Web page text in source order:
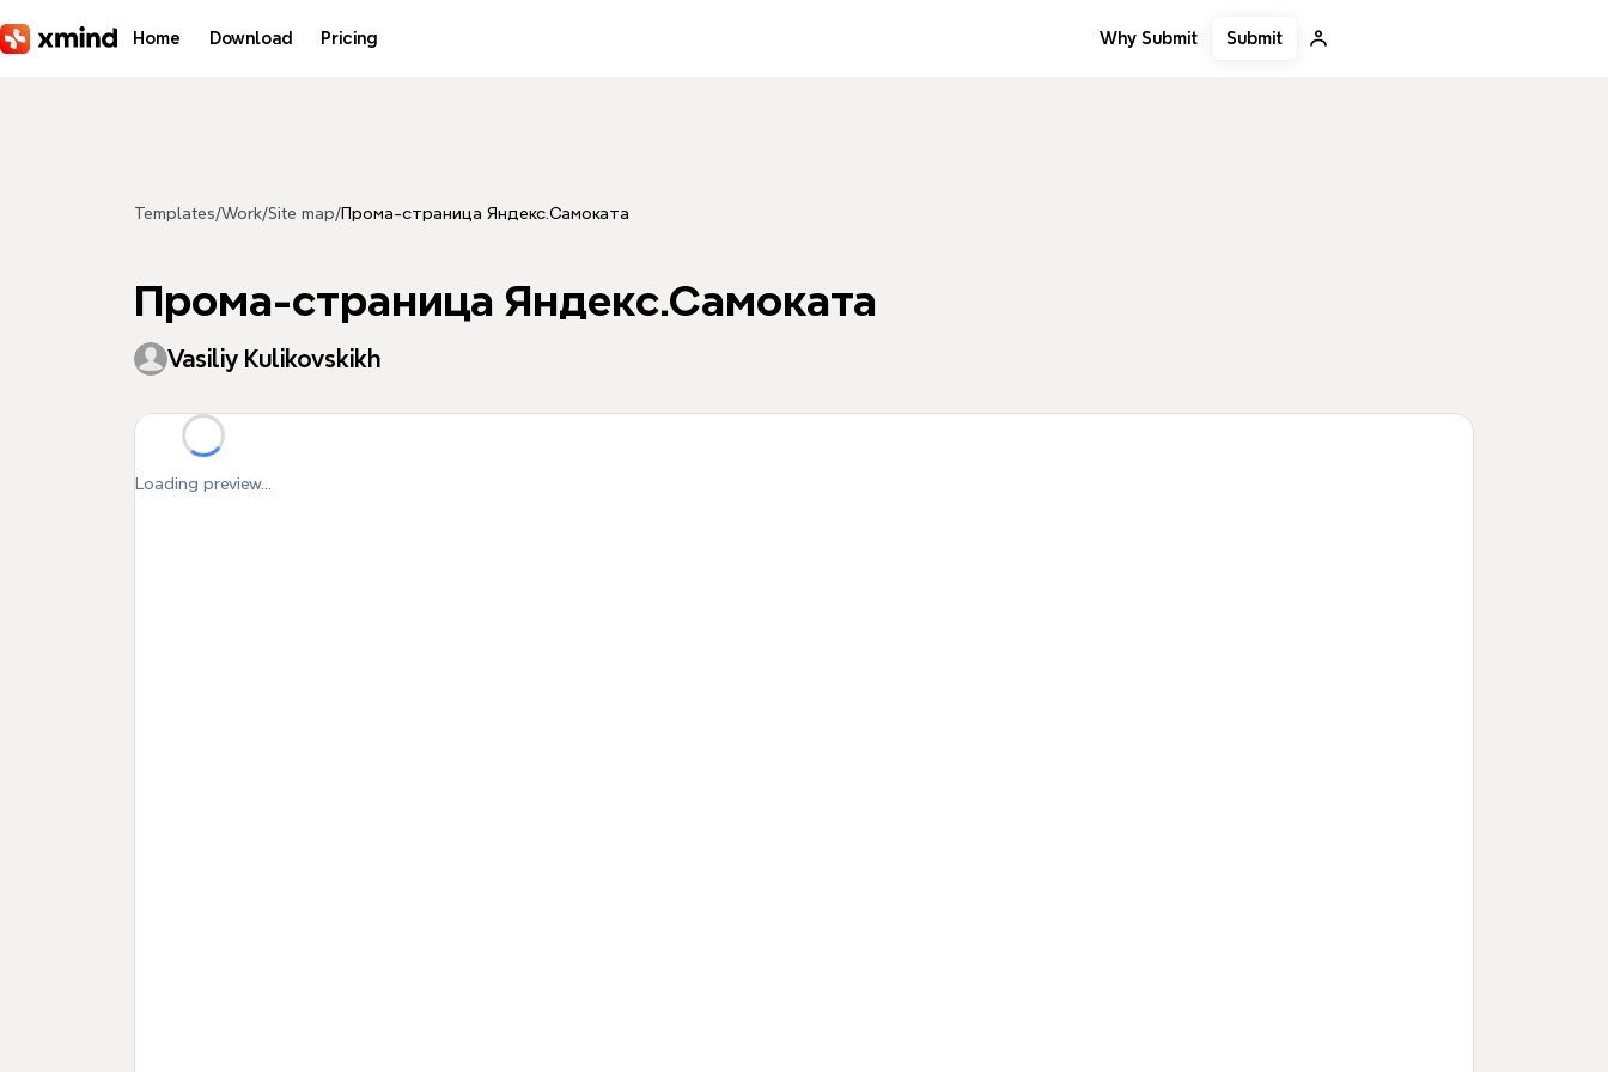
Home Download Pricing Why Submit Submit
Templates/Work/Site map/Прома-страница Яндекс.Самоката
Прома-страница Яндекс.Самоката
Vasiliy Kulikovskikh
Loading preview...